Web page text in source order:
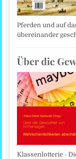
Pferden und auf
übereinander
Über die
Klassenlotterie -